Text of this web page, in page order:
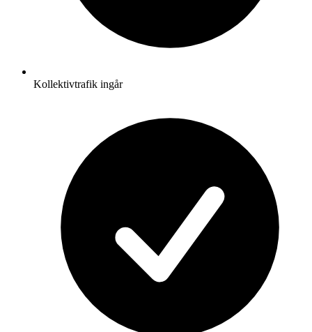
Kollektivtrafik ingår